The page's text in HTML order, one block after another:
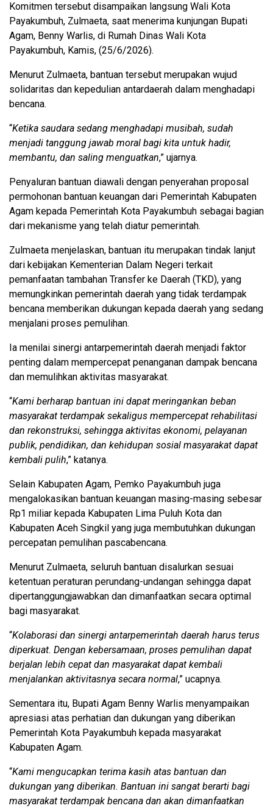
Komitmen tersebut disampaikan langsung Wali Kota
Payakumbuh, Zulmaeta, saat menerima kunjungan Bupati
Agam, Benny Warlis, di Rumah Dinas Wali Kota
Payakumbuh, Kamis, (25/6/2026).
Menurut Zulmaeta, bantuan tersebut merupakan wujud
solidaritas dan kepedulian antardaerah dalam menghadapi
bencana.
“Ketika saudara sedang menghadapi musibah, sudah
menjadi tanggung jawab moral bagi kita untuk hadir,
membantu, dan saling menguatkan,” ujarnya.
Penyaluran bantuan diawali dengan penyerahan proposal
permohonan bantuan keuangan dari Pemerintah Kabupaten
Agam kepada Pemerintah Kota Payakumbuh sebagai bagian
dari mekanisme yang telah diatur pemerintah.
Zulmaeta menjelaskan, bantuan itu merupakan tindak lanjut
dari kebijakan Kementerian Dalam Negeri terkait
pemanfaatan tambahan Transfer ke Daerah (TKD), yang
memungkinkan pemerintah daerah yang tidak terdampak
bencana memberikan dukungan kepada daerah yang sedang
menjalani proses pemulihan.
Ia menilai sinergi antarpemerintah daerah menjadi faktor
penting dalam mempercepat penanganan dampak bencana
dan memulihkan aktivitas masyarakat.
“Kami berharap bantuan ini dapat meringankan beban
masyarakat terdampak sekaligus mempercepat rehabilitasi
dan rekonstruksi, sehingga aktivitas ekonomi, pelayanan
publik, pendidikan, dan kehidupan sosial masyarakat dapat
kembali pulih,” katanya.
Selain Kabupaten Agam, Pemko Payakumbuh juga
mengalokasikan bantuan keuangan masing-masing sebesar
Rp1 miliar kepada Kabupaten Lima Puluh Kota dan
Kabupaten Aceh Singkil yang juga membutuhkan dukungan
percepatan pemulihan pascabencana.
Menurut Zulmaeta, seluruh bantuan disalurkan sesuai
ketentuan peraturan perundang-undangan sehingga dapat
dipertanggungjawabkan dan dimanfaatkan secara optimal
bagi masyarakat.
“Kolaborasi dan sinergi antarpemerintah daerah harus terus
diperkuat. Dengan kebersamaan, proses pemulihan dapat
berjalan lebih cepat dan masyarakat dapat kembali
menjalankan aktivitasnya secara normal,” ucapnya.
Sementara itu, Bupati Agam Benny Warlis menyampaikan
apresiasi atas perhatian dan dukungan yang diberikan
Pemerintah Kota Payakumbuh kepada masyarakat
Kabupaten Agam.
“Kami mengucapkan terima kasih atas bantuan dan
dukungan yang diberikan. Bantuan ini sangat berarti bagi
masyarakat terdampak bencana dan akan dimanfaatkan